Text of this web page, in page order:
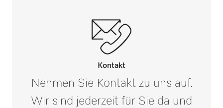
PWD 8682 CD
Außenmaß, Bruttotiefe in mm
Durchmesser in mm
Nettogewicht in kg
Kontakt
Nehmen Sie Kontakt zu uns auf.
Wir sind jederzeit für Sie da und